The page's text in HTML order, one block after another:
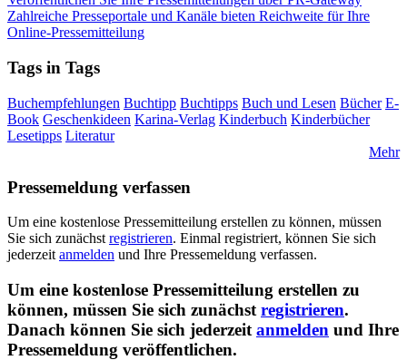
Zahlreiche Presseportale und Kanäle bieten Reichweite für Ihre
Online-Pressemitteilung
Tags in Tags
Buchempfehlungen Buchtipp Buchtipps Buch und Lesen Bücher E-
Book Geschenkideen Karina-Verlag Kinderbuch Kinderbücher
Lesetipps Literatur
Mehr
Pressemeldung verfassen
Um eine kostenlose Pressemitteilung erstellen zu können, müssen
Sie sich zunächst registrieren. Einmal registriert, können Sie sich
jederzeit anmelden und Ihre Pressemeldung verfassen.
Um eine kostenlose Pressemitteilung erstellen zu
können, müssen Sie sich zunächst registrieren.
Danach können Sie sich jederzeit anmelden und Ihre
Pressemeldung veröffentlichen.